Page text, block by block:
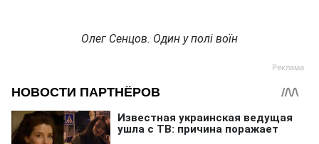
Олег Сенцов. Один у полі воїн